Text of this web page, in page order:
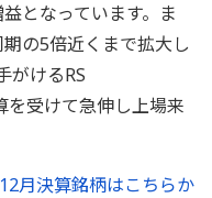
となっています。ま
の5倍近くまで拡大し
がけるRS
を受けて急伸し上場来
月決算銘柄はこちらか